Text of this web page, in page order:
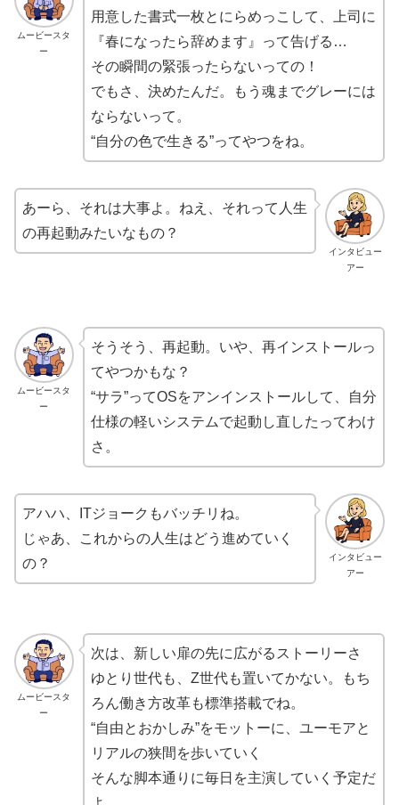
ムービースタ
ー
用意した書式一枚とにらめっこして、上司に
『春になったら辞めます』って告げる…
その瞬間の緊張ったらないっての！
でもさ、決めたんだ。もう魂までグレーには
ならないって。
“自分の色で生きる”ってやつをね。
インタビュー
アー
あーら、それは大事よ。ねえ、それって人生
の再起動みたいなもの？
ムービースタ
ー
そうそう、再起動。いや、再インストールっ
てやつかもな？
“サラ”ってOSをアンインストールして、自分
仕様の軽いシステムで起動し直したってわけ
さ。
インタビュー
アー
アハハ、ITジョークもバッチリね。
じゃあ、これからの人生はどう進めていく
の？
ムービースタ
ー
次は、新しい扉の先に広がるストーリーさ
ゆとり世代も、Z世代も置いてかない。もち
ろん働き方改革も標準搭載でね。
“自由とおかしみ”をモットーに、ユーモアと
リアルの狭間を歩いていく
そんな脚本通りに毎日を主演していく予定だ